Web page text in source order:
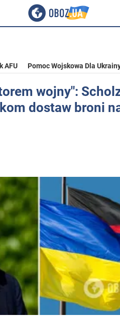
AFU Pomoc Wojskowa Dla
wojny":
dostaw broni